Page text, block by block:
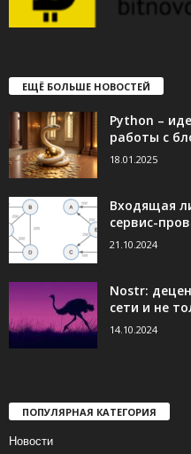
ЕЩЁ БОЛЬШЕ НОВОСТЕЙ
Python –
работы с
18.01.2025
Входящая
сервис-
21.10.2024
Nostr:
сети и не
14.10.2024
ПОПУЛЯРНАЯ КАТЕГОРИЯ
Новости